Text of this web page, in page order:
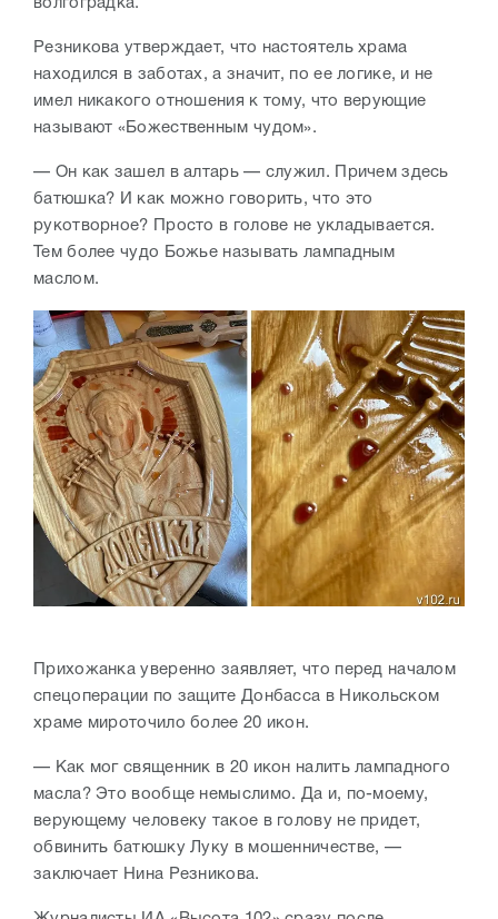
волгоградка.
Резникова утверждает, что настоятель храма
находился в заботах, а значит, по ее логике, и не
имел никакого отношения к тому, что верующие
называют «Божественным чудом».
— Он как зашел в алтарь — служил. Причем здесь
батюшка? И как можно говорить, что это
рукотворное? Просто в голове не укладывается.
Тем более чудо Божье называть лампадным
маслом.
Прихожанка уверенно заявляет, что перед началом
спецоперации по защите Донбасса в Никольском
храме мироточило более 20 икон.
— Как мог священник в 20 икон налить лампадного
масла? Это вообще немыслимо. Да и, по-моему,
верующему человеку такое в голову не придет,
обвинить батюшку Луку в мошенничестве, —
заключает Нина Резникова.